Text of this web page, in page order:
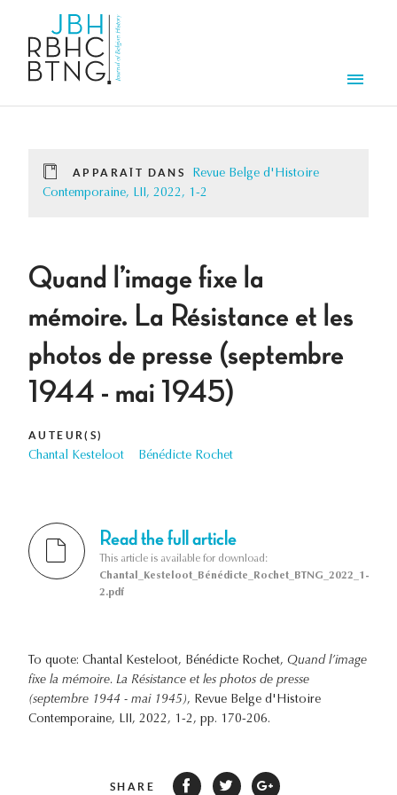
APPARAÎT DANS
Revue Belge d'Histoire
Contemporaine, LII, 2022, 1-2
Quand l’image fixe la
mémoire. La Résistance et les
photos de presse (septembre
1944 - mai 1945)
AUTEUR(S)
Chantal Kesteloot Bénédicte Rochet
Read the full article
This article is available for download:
Chantal_Kesteloot_Bénédicte_Rochet_BTNG_2022_1-
2.pdf
To quote: Chantal Kesteloot, Bénédicte Rochet, Quand l’image
fixe la mémoire. La Résistance et les photos de presse
(septembre 1944 - mai 1945), Revue Belge d'Histoire
Contemporaine, LII, 2022, 1-2, pp. 170-206.
SHARE